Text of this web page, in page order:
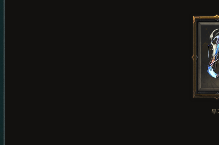
무